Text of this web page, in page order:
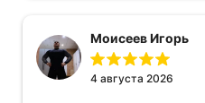
Моисеев Игорь
4 августа 2026